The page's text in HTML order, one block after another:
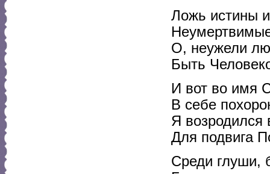
Ложь истины
О, неужели
Быть
И вот во имя
В себе
Я возродился
Для подвига
Среди глуши,